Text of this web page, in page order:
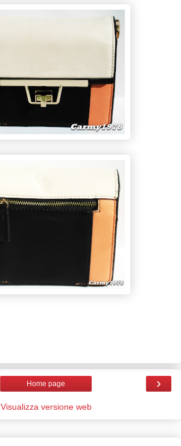
›
Home page
Visualizza versione web